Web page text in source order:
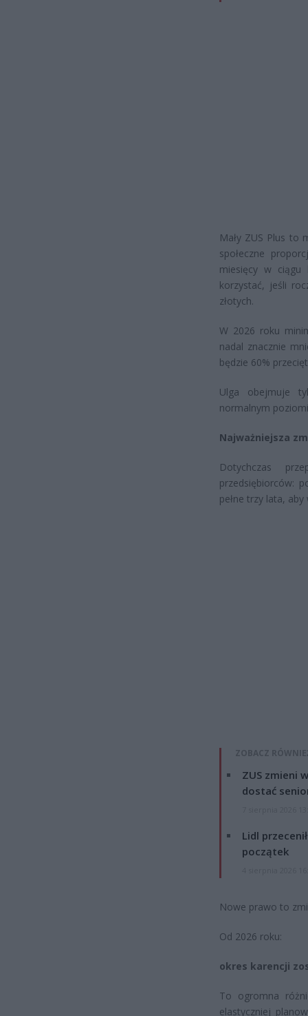
Mały ZUS Plus to
społeczne
miesięcy w ciągu
korzystać, jeśli
złotych.
W 2026 roku
nadal znacznie
będzie 60%
Ulga obejmuje
normalnym
Najważniejsza
Dotychczas
przedsiębiorców:
pełne trzy lata,
ZOBACZ
ZUS zmieni
dostać
Lidl
początek
Nowe prawo to
Od 2026 roku:
okres karencji
To ogromna
elastyczniej